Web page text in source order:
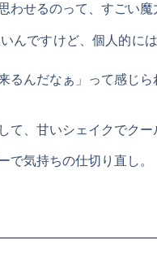
わせるのって、すごい
んですけど、個人的に
るんだなぁ」って感じら
て、甘いシェイクでク
で気持ちの仕切り直し。